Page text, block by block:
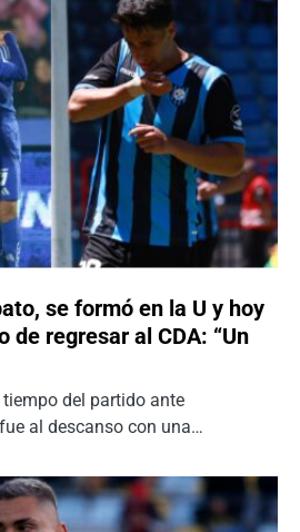
se formó en la U y hoy
de regresar al CDA: “Un
del partido ante
al descanso con una…